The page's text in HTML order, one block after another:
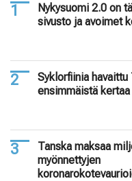
Nykysuomi 2.0 on
sivusto ja avoimet
Syklorfiinia havaittu
ensimmäistä kertaa
Tanska maksaa
myönnettyjen